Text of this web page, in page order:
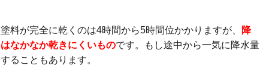
料が完全に乾くのは4時間から5時間位かかりますが、
降
なかなか乾きにくいものです。もし途中から一気に降水量
ることもあります。